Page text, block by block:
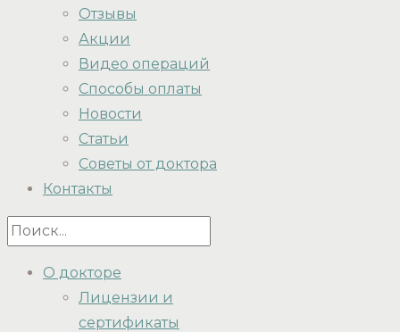
Отзывы
Акции
Видео операций
Способы оплаты
Новости
Статьи
Советы от доктора
Контакты
О докторе
Лицензии и
сертификаты